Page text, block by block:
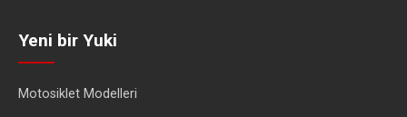
Yeni bir Yuki
Motosiklet Modelleri